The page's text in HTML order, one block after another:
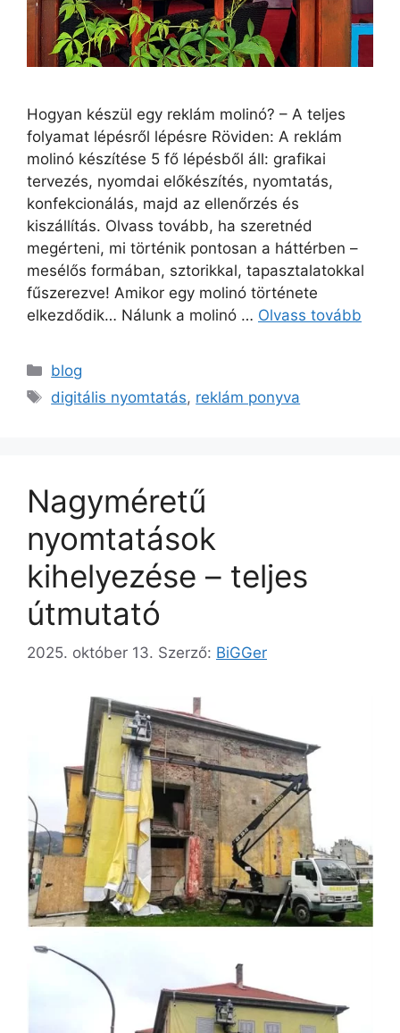
Hogyan készül egy reklám molinó? – A teljes
folyamat lépésről lépésre Röviden: A reklám
molinó készítése 5 fő lépésből áll: grafikai
tervezés, nyomdai előkészítés, nyomtatás,
konfekcionálás, majd az ellenőrzés és
kiszállítás. Olvass tovább, ha szeretnéd
megérteni, mi történik pontosan a háttérben –
mesélős formában, sztorikkal, tapasztalatokkal
fűszerezve! Amikor egy molinó története
elkezdődik… Nálunk a molinó … Olvass tovább
blog
digitális nyomtatás, reklám ponyva
Nagyméretű
nyomtatások
kihelyezése – teljes
útmutató
2025. október 13. Szerző: BiGGer